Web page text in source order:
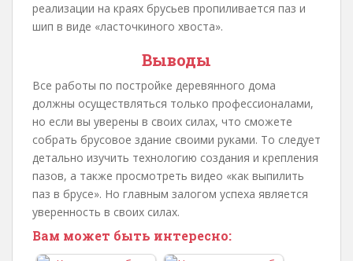
реализации на краях брусьев пропиливается паз и
шип в виде «ласточкиного хвоста».
Выводы
Все работы по постройке деревянного дома
должны осуществляться только профессионалами,
но если вы уверены в своих силах, что сможете
собрать брусовое здание своими руками. То следует
детально изучить технологию создания и крепления
пазов, а также просмотреть видео «как выпилить
паз в брусе». Но главным залогом успеха является
уверенность в своих силах.
Вам может быть интересно: